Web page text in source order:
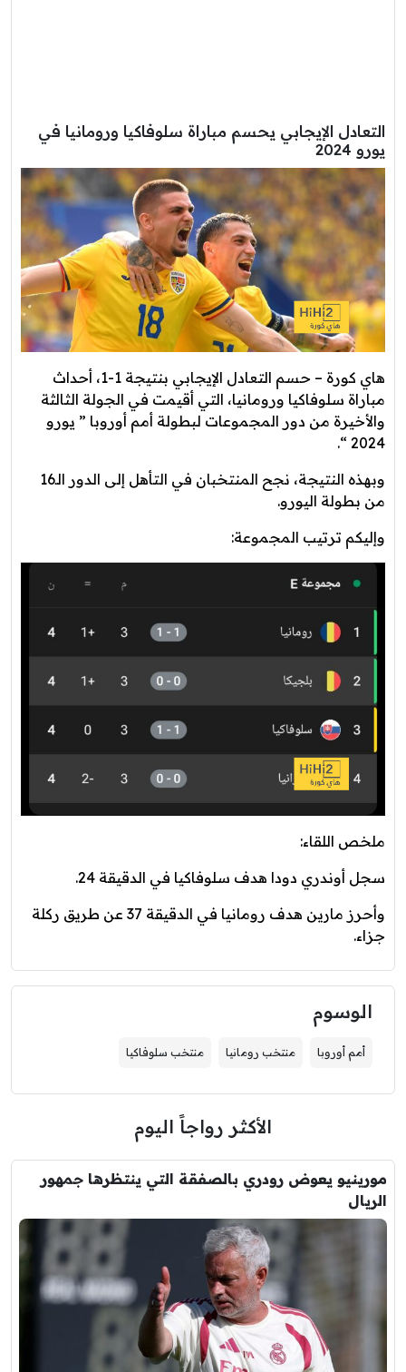
التعادل الإيجابي يحسم مباراة سلوفاكيا ورومانيا في
يورو 2024
هاي كورة – حسم التعادل الإيجابي بنتيجة 1-1، أحداث
مباراة سلوفاكيا ورومانيا، التي أقيمت في الجولة الثالثة
والأخيرة من دور المجموعات لبطولة أمم أوروبا ” يورو
2024 “.
وبهذه النتيجة، نجح المنتخبان في التأهل إلى الدور الـ16
من بطولة اليورو.
وإليكم ترتيب المجموعة:
ملخص اللقاء:
سجل أوندري دودا هدف سلوفاكيا في الدقيقة 24.
وأحرز مارين هدف رومانيا في الدقيقة 37 عن طريق ركلة
جزاء.
الوسوم
أمم أوروبا منتخب رومانيا منتخب سلوفاكيا
الأكثر رواجاً اليوم
مورينيو يعوض رودري بالصفقة التي ينتظرها جمهور
الريال